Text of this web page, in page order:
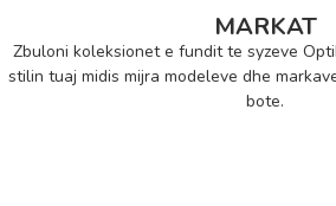
MARKAT
Zbuloni koleksionet e fundit te syzeve
stilin tuaj midis mijra modeleve dhe
bote.